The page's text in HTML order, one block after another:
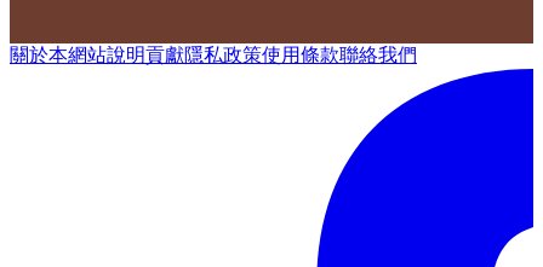
關於本網站說明貢獻隱私政策使用條款聯絡我們